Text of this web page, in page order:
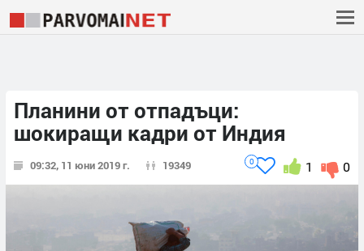
Планини от отпадъци:
шокиращи кадри от Индия
09:32, 11 юни 2019 г. 19349 0
1
0